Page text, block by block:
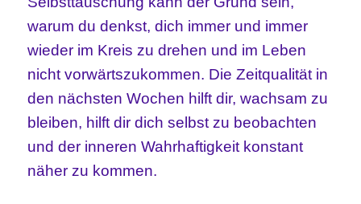
warum du denkst, dich immer und immer
wieder im Kreis zu drehen und im Leben
nicht vorwärtszukommen. Die Zeitqualität in
den nächsten Wochen hilft dir, wachsam zu
bleiben, hilft dir dich selbst zu beobachten
und der inneren Wahrhaftigkeit konstant
näher zu kommen.